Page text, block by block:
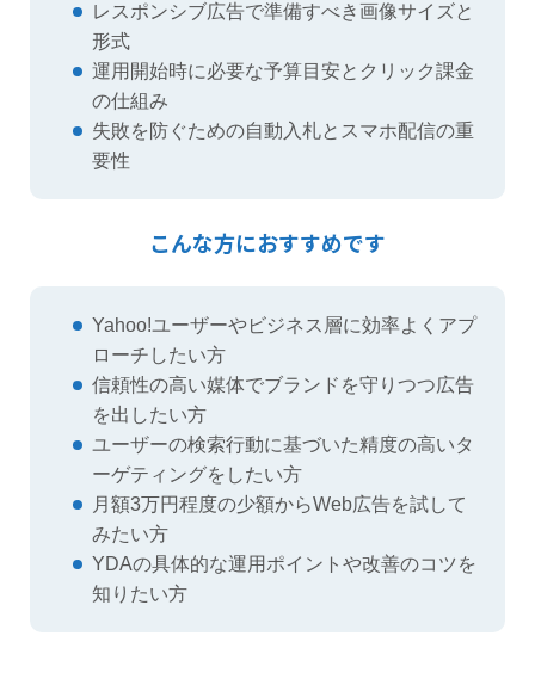
レスポンシブ広告で準備すべき画像サイズと
形式
運用開始時に必要な予算目安とクリック課金
の仕組み
失敗を防ぐための自動入札とスマホ配信の重
要性
こんな方におすすめです
Yahoo!ユーザーやビジネス層に効率よくアプ
ローチしたい方
信頼性の高い媒体でブランドを守りつつ広告
を出したい方
ユーザーの検索行動に基づいた精度の高いタ
ーゲティングをしたい方
月額3万円程度の少額からWeb広告を試して
みたい方
YDAの具体的な運用ポイントや改善のコツを
知りたい方